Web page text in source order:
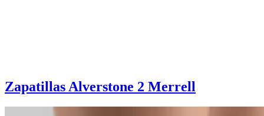
Zapatillas Alverstone 2 Merrell